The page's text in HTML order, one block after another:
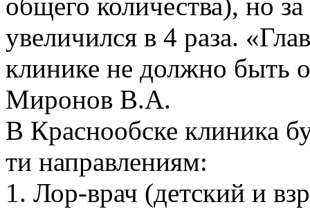
увеличился в 4 раза.
клинике не должно быть
Миронов В.А.
В Краснообске клиника
ти направлениям:
1. Лор-врач (детский и